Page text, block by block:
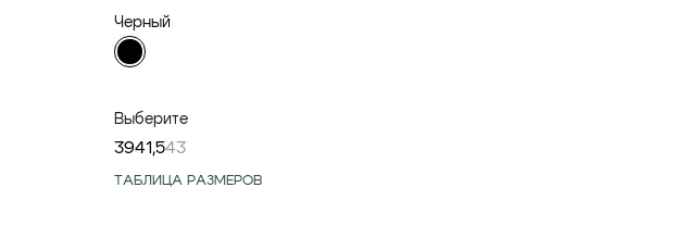
Черный
Выберите
3941,543
ТАБЛИЦА РАЗМЕРОВ